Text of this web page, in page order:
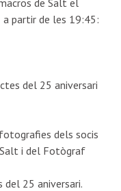
partir de les 19:45:
del 25 aniversari
dels socis
Salt i del Fotògraf
25 aniversari.